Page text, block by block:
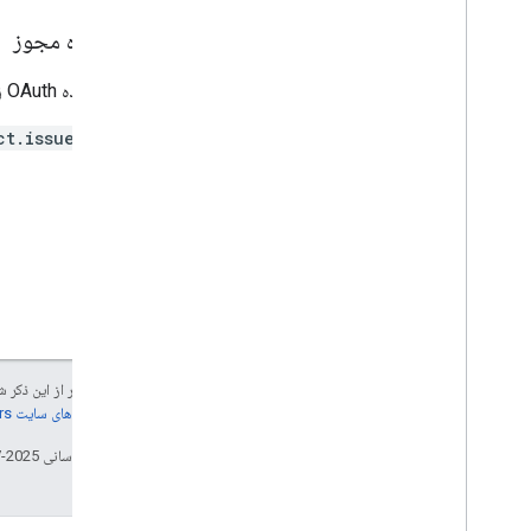
محدوده مجوز
به محدوده OAuth زیر نیاز دارد:
جز در مواردی که غیر از این
خطمشی‌های سایت Google Developers‏
تاریخ آخرین به‌روزرسانی 2025-07-25 به‌وقت ساعت هماهنگ جهانی.